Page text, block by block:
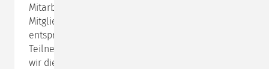
Mitarbeitende, global agierende Führungskräfte oder
Mitglieder internationaler Teams mit
entsprechenden Zusatzausbildungen.
Teilnehmenden ohne Grundlagenwissen empfehlen
wir die vorherige Teilnahme am